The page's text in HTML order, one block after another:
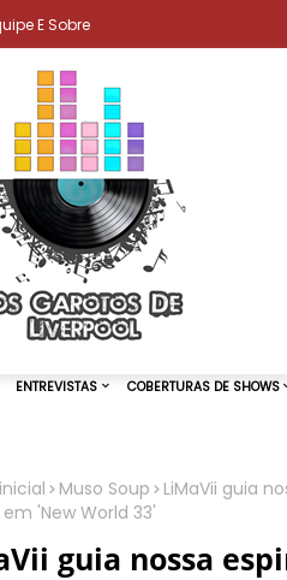
E Sobre
ENTREVISTAS
Muso Soup
LiMaVii guia
'New World 33'
guia nossa